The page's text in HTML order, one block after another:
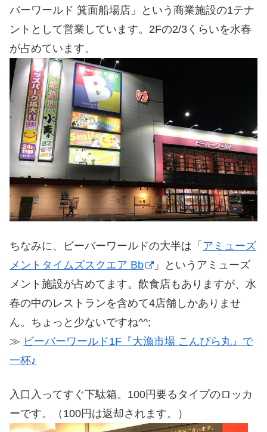
バーワールド 箕面船場店」という商業施設の1テナ
ントとして営業しています。2Fの2/3くらいを水春
が占めています。
ちなみに、ビーバーワールドの大半は「 アミューズ
メントタイムズスクエア Bb
」というアミューズ
メント施設が占めてます。飲食店もありますが、水
春の中のレストランを含めて4店舗しかありませ
ん。ちょっと少ないですね^^;
≫ ビーバーワールド1F『大漁市場 こんぴら丸』で
一杯♪
入口入ってすぐ下駄箱。100円要るタイプのロッカ
ーです。（100円は返却されます。）